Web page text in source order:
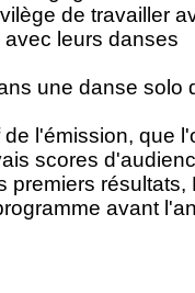
de travailler
leurs danses
une danse solo
l'émission, que
scores
premiers résultats,
avant